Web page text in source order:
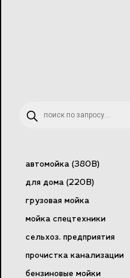
товаров
автомойка (380В)
для дома (220В)
грузовая мойка
мойка спецтехники
сельхоз. предприятия
прочистка канализации
бензиновые мойки